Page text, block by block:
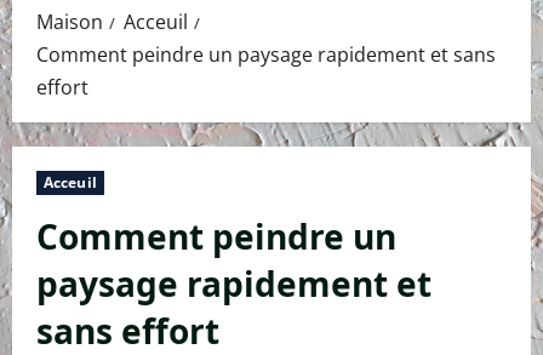
Maison
Acceuil
Comment peindre un paysage rapidement et sans
effort
Acceuil
Comment peindre un
paysage rapidement et
sans effort